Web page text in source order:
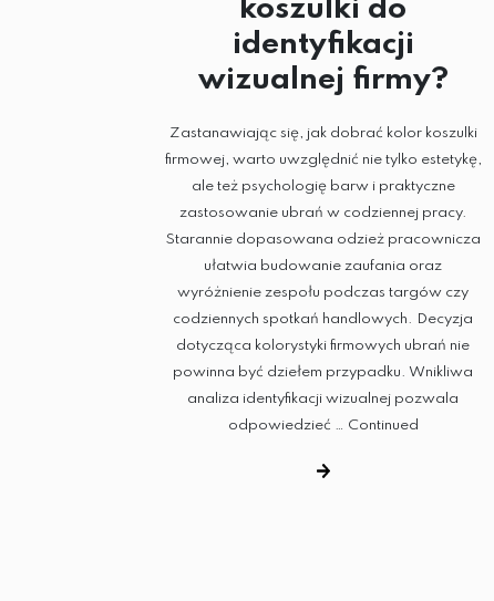
koszulki do
identyfikacji
wizualnej firmy?
Zastanawiając się, jak dobrać kolor koszulki
firmowej, warto uwzględnić nie tylko estetykę,
ale też psychologię barw i praktyczne
zastosowanie ubrań w codziennej pracy.
Starannie dopasowana odzież pracownicza
ułatwia budowanie zaufania oraz
wyróżnienie zespołu podczas targów czy
codziennych spotkań handlowych. Decyzja
dotycząca kolorystyki firmowych ubrań nie
powinna być dziełem przypadku. Wnikliwa
analiza identyfikacji wizualnej pozwala
odpowiedzieć … Continued